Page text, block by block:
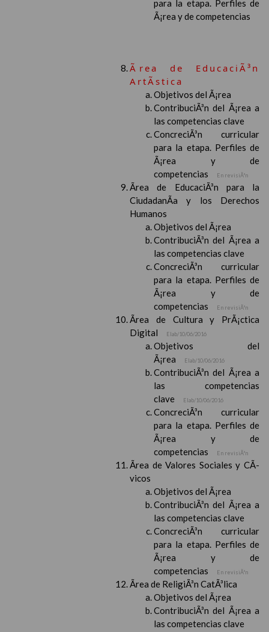
para la etapa. Perfiles de
Ã¡rea y de competencias
Ãrea de EducaciÃ³n
ArtÃ­stica
Objetivos del Ã¡rea
ContribuciÃ³n del Ã¡rea a
las competencias clave
ConcreciÃ³n curricular
para la etapa. Perfiles de
Ã¡rea y de
competencias
En revisiÃ³n
Ãrea de EducaciÃ³n para la
CiudadanÃ­a y los Derechos
Humanos
Objetivos del Ã¡rea
ContribuciÃ³n del Ã¡rea a
las competencias clave
ConcreciÃ³n curricular
para la etapa. Perfiles de
Ã¡rea y de
competencias
En revisiÃ³n
Ãrea de Cultura y PrÃ¡ctica
Digital
Elab/10/06/2016
Objetivos del
Ã¡rea
Elab/10/06/2016
ContribuciÃ³n del Ã¡rea a
las competencias
clave
Elab/10/06/2016
ConcreciÃ³n curricular
para la etapa. Perfiles de
Ã¡rea y de
competencias
En revisiÃ³n
Ãrea de Valores Sociales y CÃ­
vicos
Objetivos del Ã¡rea
ContribuciÃ³n del Ã¡rea a
las competencias clave
ConcreciÃ³n curricular
para la etapa. Perfiles de
Ã¡rea y de
competencias
En revisiÃ³n
Ãrea de ReligiÃ³n CatÃ³lica
Objetivos del Ã¡rea
ContribuciÃ³n del Ã¡rea a
las competencias clave